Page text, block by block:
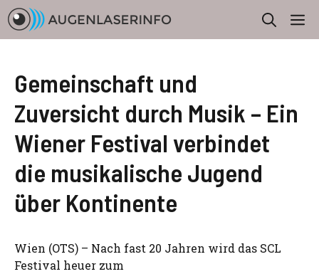
Zum
Inhalt
springen
Gemeinschaft und
Zuversicht durch Musik – Ein
Wiener Festival verbindet
die musikalische Jugend
über Kontinente
Wien (OTS) – Nach fast 20 Jahren wird das SCL
Festival heuer zum